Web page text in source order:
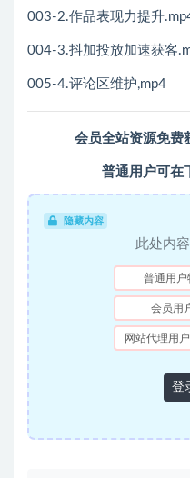
003-2.作品表现力提升
004-3.抖加投放加速获客
005-4.评论区维护,mp4
会员全站资源免费
普通用户可在
隐藏内容
此处内
普通用户
会员用
网站代理用户
登